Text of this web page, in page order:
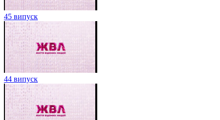
45 випуск
44 випуск